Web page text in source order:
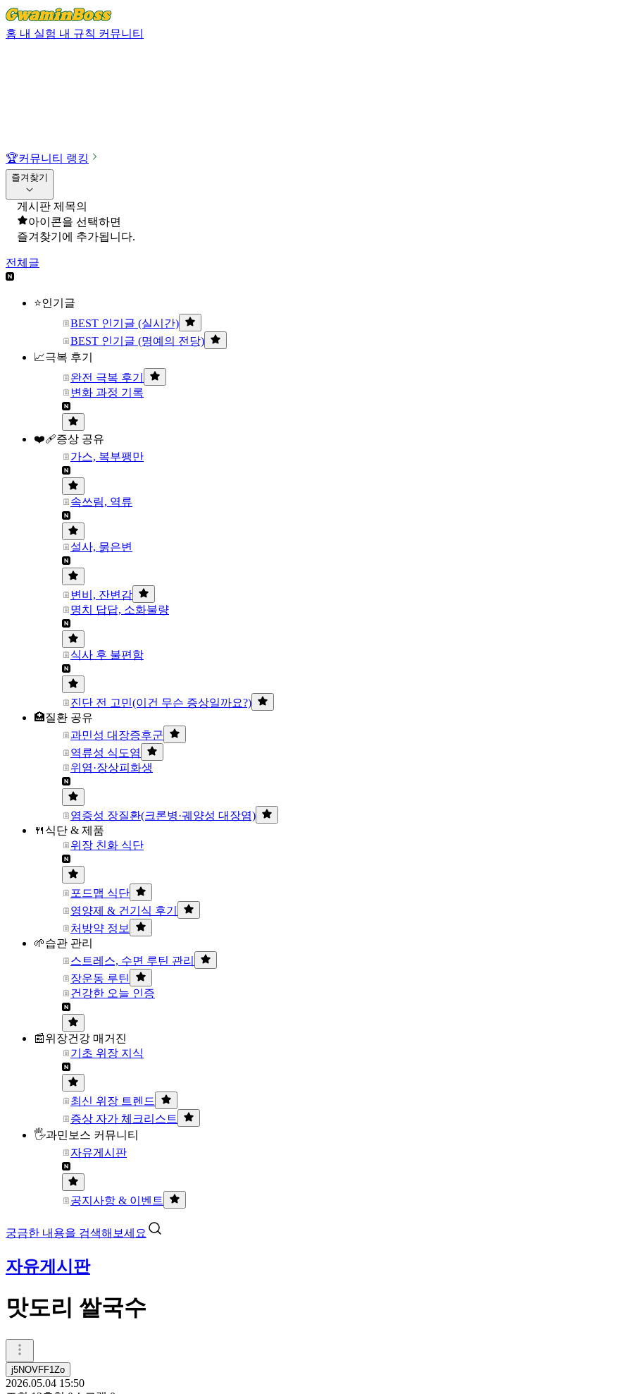
홈 내 실험 내 규칙 커뮤니티
🏆커뮤니티 랭킹
즐겨찾기
게시판 제목의
아이콘을 선택하면
즐겨찾기에 추가됩니다.
전체글
⭐인기글
BEST 인기글 (실시간)
BEST 인기글 (명예의 전당)
📈극복 후기
완전 극복 후기
변화 과정 기록
❤️‍🩹증상 공유
가스, 복부팽만
속쓰림, 역류
설사, 묽은변
변비, 잔변감
명치 답답, 소화불량
식사 후 불편함
진단 전 고민(이건 무슨 증상일까요?)
🏥질환 공유
과민성 대장증후군
역류성 식도염
위염·장상피화생
염증성 장질환(크론병·궤양성 대장염)
🍴식단 & 제품
위장 친화 식단
포드맵 식단
영양제 & 건기식 후기
처방약 정보
🌱습관 관리
스트레스, 수면 루틴 관리
장운동 루틴
건강한 오늘 인증
📰위장건강 매거진
기초 위장 지식
최신 위장 트렌드
증상 자가 체크리스트
🖐과민보스 커뮤니티
자유게시판
공지사항 & 이벤트
궁금한 내용을 검색해보세요
자유게시판
맛도리 쌀국수
j5NOVFF1Zo
2026.05.04 15:50